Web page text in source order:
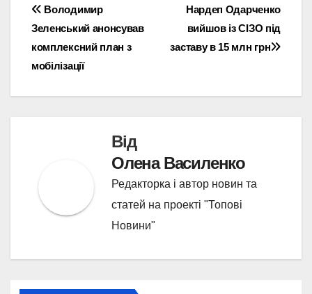
Навігація
записів
Нардеп Одарченко
вийшов із СІЗО під
заставу в 15 млн грн
Володимир
Зеленський анонсував
комплексний план з
мобілізації
Від
Олена Василенко
Редакторка і автор новин та
статей на проекті "Топові
Новини"